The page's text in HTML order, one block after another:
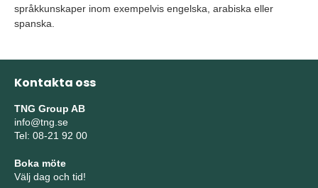
språkkunskaper inom exempelvis engelska, arabiska eller
spanska.
Kontakta oss
TNG Group AB
info@tng.se
Tel: 08-21 92 00
Boka möte
Välj dag och tid!